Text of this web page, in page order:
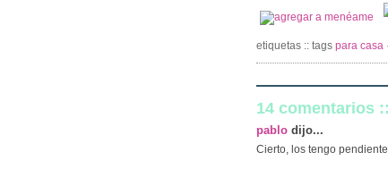
etiquetas :: tags para casa
14 comentarios
pablo dijo...
Cierto, los tengo